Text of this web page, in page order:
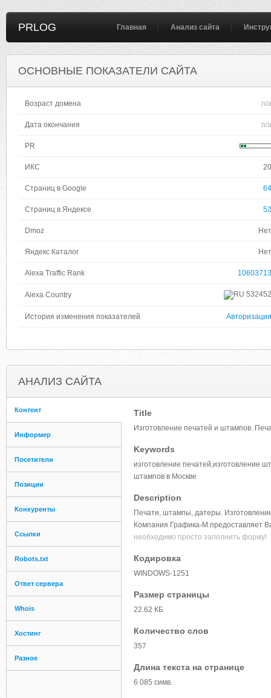
PRLOG Главная Анализ сайта
ОСНОВНЫЕ ПОКАЗАТЕЛИ САЙТА
Возраст домена n/a
Дата окончания n/a
PR
ИКС 20
Страниц в Google 64
Страниц в Яндексе 52
Dmoz Нет
Яндекс Каталог Нет
Alexa Traffic Rank 10603713
Alexa Country 532452
История изменения показателей Авторизация
АНАЛИЗ САЙТА
Контент
Информер
Посетители
Позиции
Конкуренты
Ссылки
Robots.txt
Ответ сервера
Whois
Хостинг
Разное
Title
Изготовление печатей и штампов.
Keywords
изготовление печатей,изготовление
штампов в Москве
Description
Печати, штампы, датеры.
Компания Графика-М предоставляет
необходимо просто заполнить форму!
Кодировка
WINDOWS-1251
Размер страницы
22.62 КБ
Количество слов
357
Длина текста на странице
6 085 симв.